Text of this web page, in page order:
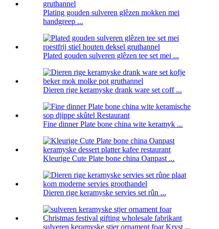
Plating gouden sulveren glêzen mokken mei
handgreep ...
Plated gouden sulveren glêzen tee set mei ...
Dieren rige keramyske drank ware set coff ...
Fine dinner Plate bone china wite keramyk ...
Kleurige Cute Plate bone china Oanpast ...
Dieren rige keramyske servies set rûn ...
sulveren keramyske stjer ornament foar Kryst ...